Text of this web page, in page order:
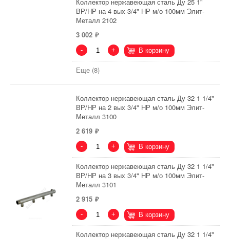
ВР/НР на 4 вых 3/4" НР м/о 100мм Элит-
Металл 2102
3 002
- + В корзину
Еще (8)
Коллектор нержавеющая сталь Ду 32 1 1/4"
ВР/НР на 2 вых 3/4" НР м/о 100мм Элит-
Металл 3100
2 619
- + В корзину
Коллектор нержавеющая сталь Ду 32 1 1/4"
ВР/НР на 3 вых 3/4" НР м/о 100мм Элит-
Металл 3101
2 915
- + В корзину
Коллектор нержавеющая сталь Ду 32 1 1/4"